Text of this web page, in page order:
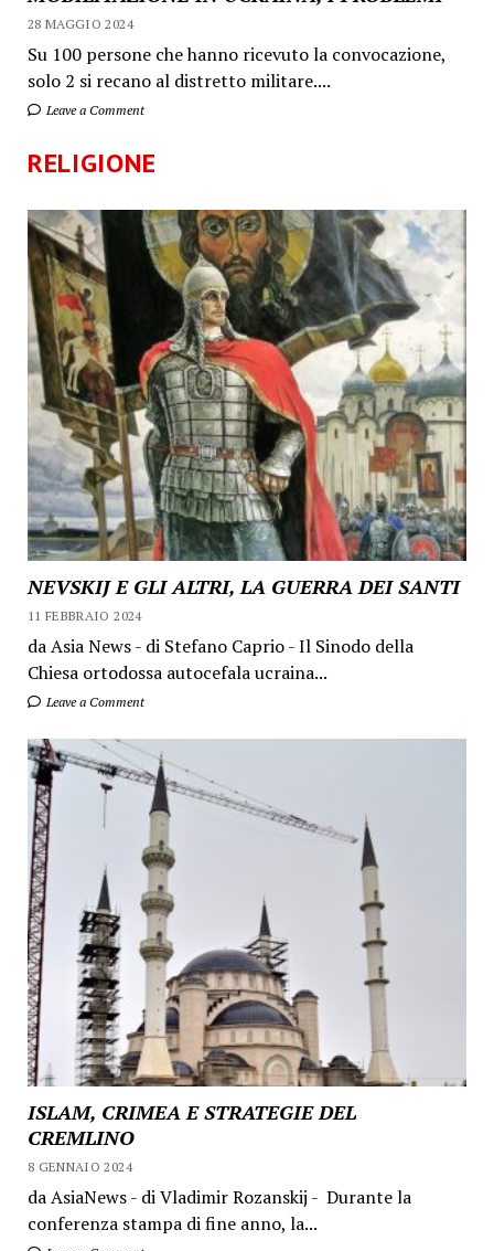
28 MAGGIO 2024
Su 100 persone che hanno ricevuto la convocazione,
solo 2 si recano al distretto militare....
Leave a Comment
RELIGIONE
NEVSKIJ E GLI ALTRI, LA GUERRA DEI SANTI
11 FEBBRAIO 2024
da Asia News - di Stefano Caprio - Il Sinodo della
Chiesa ortodossa autocefala ucraina...
Leave a Comment
ISLAM, CRIMEA E STRATEGIE DEL
CREMLINO
8 GENNAIO 2024
da AsiaNews - di Vladimir Rozanskij - Durante la
conferenza stampa di fine anno, la...